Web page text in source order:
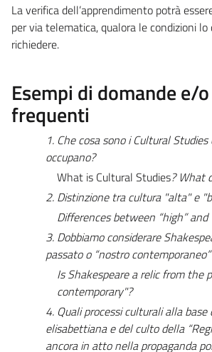
La verifica dell’apprendimento potrà
per via telematica, qualora le condizioni lo
richiedere.
Esempi di domande e/
frequenti
1. Che cosa sono i Cultural Studies
occupano?
What is Cultural Studies? What
2. Distinzione tra cultura "alta" e
Differences between “high” and
3. Dobbiamo considerare
passato o “nostro
Is Shakespeare a relic from the
contemporary"?
4. Quali processi culturali alla
elisabettiana e del culto della
ancora in atto nella propaganda